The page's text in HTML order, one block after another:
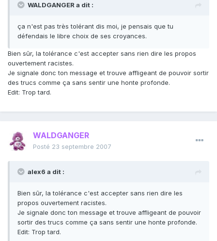
WALDGANGER a dit :
ça n'est pas très tolérant dis moi, je pensais que tu
défendais le libre choix de ses croyances.
Bien sûr, la tolérance c'est accepter sans rien dire les propos
ouvertement racistes.
Je signale donc ton message et trouve affligeant de pouvoir sortir
des trucs comme ça sans sentir une honte profonde.
Edit: Trop tard.
WALDGANGER
Posté 23 septembre 2007
alex6 a dit :
Bien sûr, la tolérance c'est accepter sans rien dire les
propos ouvertement racistes.
Je signale donc ton message et trouve affligeant de pouvoir
sortir des trucs comme ça sans sentir une honte profonde.
Edit: Trop tard.